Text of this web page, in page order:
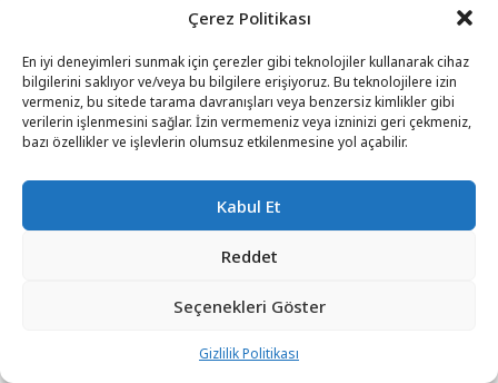
Çerez Politikası
En iyi deneyimleri sunmak için çerezler gibi teknolojiler kullanarak cihaz
bilgilerini saklıyor ve/veya bu bilgilere erişiyoruz. Bu teknolojilere izin
vermeniz, bu sitede tarama davranışları veya benzersiz kimlikler gibi
verilerin işlenmesini sağlar. İzin vermemeniz veya izninizi geri çekmeniz,
bazı özellikler ve işlevlerin olumsuz etkilenmesine yol açabilir.
Kabul Et
Reddet
Seçenekleri Göster
Gizlilik Politikası